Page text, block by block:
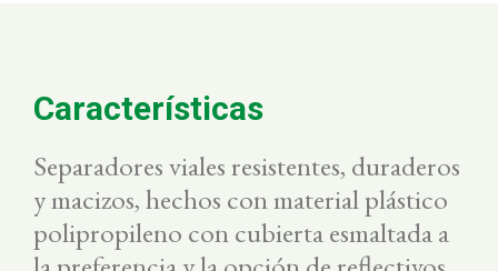
Características
Separadores viales resistentes, duraderos
y macizos, hechos con material plástico
polipropileno con cubierta esmaltada a